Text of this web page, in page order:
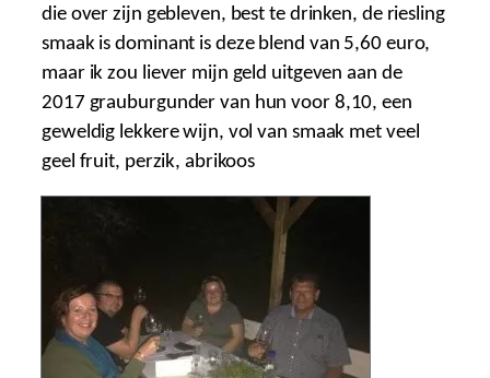
die over zijn gebleven, best te drinken, de riesling
smaak is dominant is deze blend van 5,60 euro,
maar ik zou liever mijn geld uitgeven aan de
2017 grauburgunder van hun voor 8,10, een
geweldig lekkere wijn, vol van smaak met veel
geel fruit, perzik, abrikoos